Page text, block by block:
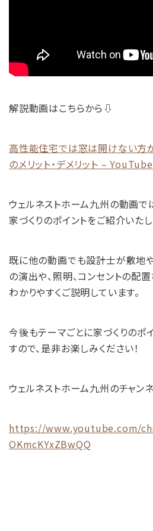
解説動画はこちらから⇩
高性能住宅では窓は開けない方
のメリット・デメリット – YouTube
ウェルネストホーム九州の動画で
家づくりのポイントをご紹介いたし
既に他の動画でも設計士が敷地
の演出や、照明、コンセントの配
わかりやすくご説明しています。
今後もテーマごとに家づくりのポ
すので、是非お楽しみください！
ウェルネストホーム九州のチャン
https://www.youtube.com/
OKmcKYxZBwQQ